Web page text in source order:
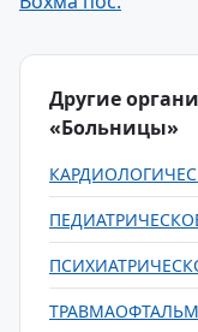
Другие
«Больницы»